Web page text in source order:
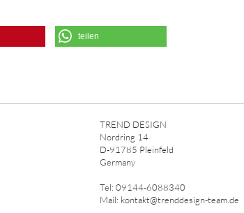
teilen
TREND DESIGN
Nordring 14
D-91785 Pleinfeld
Germany
Tel: 09144-6088340
Mail: kontakt@trenddesign-team.de